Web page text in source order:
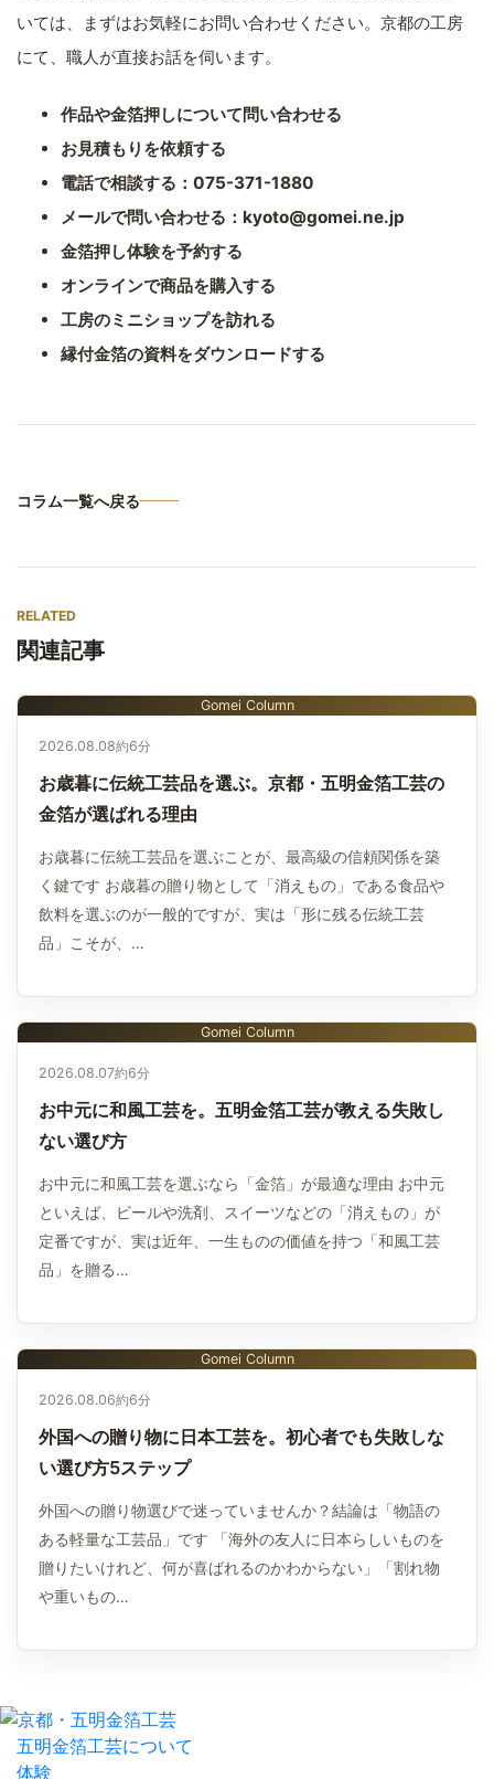
いては、まずはお気軽にお問い合わせください。京都の工房
にて、職人が直接お話を伺います。
作品や金箔押しについて問い合わせる
お見積もりを依頼する
電話で相談する：075-371-1880
メールで問い合わせる：kyoto@gomei.ne.jp
金箔押し体験を予約する
オンラインで商品を購入する
工房のミニショップを訪れる
縁付金箔の資料をダウンロードする
コラム一覧へ戻る
RELATED
関連記事
Gomei Column
2026.08.08約6分
お歳暮に伝統工芸品を選ぶ。京都・五明金箔工芸の
金箔が選ばれる理由
お歳暮に伝統工芸品を選ぶことが、最高級の信頼関係を築
く鍵です お歳暮の贈り物として「消えもの」である食品や
飲料を選ぶのが一般的ですが、実は「形に残る伝統工芸
品」こそが、…
Gomei Column
2026.08.07約6分
お中元に和風工芸を。五明金箔工芸が教える失敗し
ない選び方
お中元に和風工芸を選ぶなら「金箔」が最適な理由 お中元
といえば、ビールや洗剤、スイーツなどの「消えもの」が
定番ですが、実は近年、一生ものの価値を持つ「和風工芸
品」を贈る…
Gomei Column
2026.08.06約6分
外国への贈り物に日本工芸を。初心者でも失敗しな
い選び方5ステップ
外国への贈り物選びで迷っていませんか？結論は「物語の
ある軽量な工芸品」です 「海外の友人に日本らしいものを
贈りたいけれど、何が喜ばれるのかわからない」「割れ物
や重いもの…
五明金箔工芸について
体験